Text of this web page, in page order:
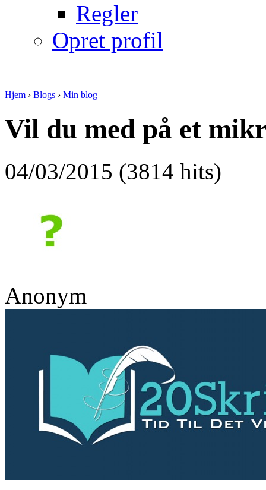
Regler
Opret profil
Hjem › Blogs › Min blog
Vil du med på et
04/03/2015 (3814 hits)
Anonym